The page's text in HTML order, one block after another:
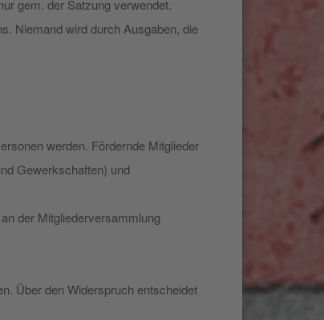
gem. der Satzung verwendet.
Niemand wird durch Ausgaben, die
werden. Fördernde Mitglieder
Gewerkschaften) und
der Mitgliederversammlung
Über den Widerspruch entscheidet